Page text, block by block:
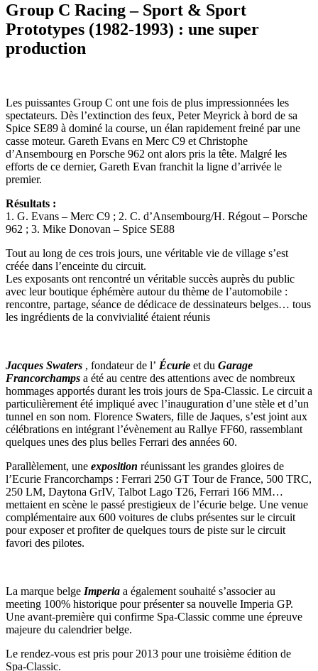
Group C Racing – Sport & Sport
Prototypes (1982-1993) : une super
production
Les puissantes Group C ont une fois de plus impressionnées les
spectateurs. Dès l’extinction des feux, Peter Meyrick à bord de sa
Spice SE89 à dominé la course, un élan rapidement freiné par une
casse moteur. Gareth Evans en Merc C9 et Christophe
d’Ansembourg en Porsche 962 ont alors pris la tête. Malgré les
efforts de ce dernier, Gareth Evan franchit la ligne d’arrivée le
premier.
Résultats :
1. G. Evans – Merc C9 ; 2. C. d’Ansembourg/H. Régout – Porsche
962 ; 3. Mike Donovan – Spice SE88
Tout au long de ces trois jours, une véritable vie de village s’est
créée dans l’enceinte du circuit.
Les exposants ont rencontré un véritable succès auprès du public
avec leur boutique éphémère autour du thème de l’automobile :
rencontre, partage, séance de dédicace de dessinateurs belges… tous
les ingrédients de la convivialité étaient réunis
Jacques Swaters , fondateur de l’ Écurie et du Garage
Francorchamps a été au centre des attentions avec de nombreux
hommages apportés durant les trois jours de Spa-Classic. Le circuit a
particulièrement été impliqué avec l’inauguration d’une stèle et d’un
tunnel en son nom. Florence Swaters, fille de Jaques, s’est joint aux
célébrations en intégrant l’évènement au Rallye FF60, rassemblant
quelques unes des plus belles Ferrari des années 60.
Parallèlement, une exposition réunissant les grandes gloires de
l’Ecurie Francorchamps : Ferrari 250 GT Tour de France, 500 TRC,
250 LM, Daytona GrIV, Talbot Lago T26, Ferrari 166 MM…
mettaient en scène le passé prestigieux de l’écurie belge. Une venue
complémentaire aux 600 voitures de clubs présentes sur le circuit
pour exposer et profiter de quelques tours de piste sur le circuit
favori des pilotes.
La marque belge Imperia a également souhaité s’associer au
meeting 100% historique pour présenter sa nouvelle Imperia GP.
Une avant-première qui confirme Spa-Classic comme une épreuve
majeure du calendrier belge.
Le rendez-vous est pris pour 2013 pour une troisième édition de
Spa-Classic.